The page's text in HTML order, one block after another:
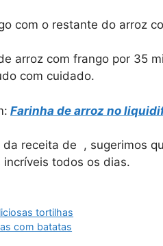
com o restante do arroz
arroz com frango por 35
com cuidado.
Farinha de arroz no
da receita de , sugerimos
incríveis todos os dias.
tortilhas
com batatas